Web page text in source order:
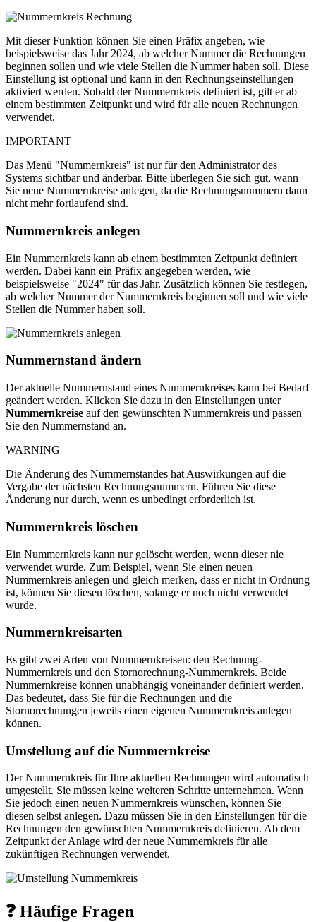
Mit dieser Funktion können Sie einen Präfix angeben, wie
beispielsweise das Jahr 2024, ab welcher Nummer die Rechnungen
beginnen sollen und wie viele Stellen die Nummer haben soll. Diese
Einstellung ist optional und kann in den Rechnungseinstellungen
aktiviert werden. Sobald der Nummernkreis definiert ist, gilt er ab
einem bestimmten Zeitpunkt und wird für alle neuen Rechnungen
verwendet.
IMPORTANT
Das Menü "Nummernkreis" ist nur für den Administrator des
Systems sichtbar und änderbar. Bitte überlegen Sie sich gut, wann
Sie neue Nummernkreise anlegen, da die Rechnungsnummern dann
nicht mehr fortlaufend sind.
Nummernkreis anlegen
Ein Nummernkreis kann ab einem bestimmten Zeitpunkt definiert
werden. Dabei kann ein Präfix angegeben werden, wie
beispielsweise "2024" für das Jahr. Zusätzlich können Sie festlegen,
ab welcher Nummer der Nummernkreis beginnen soll und wie viele
Stellen die Nummer haben soll.
Nummernstand ändern
Der aktuelle Nummernstand eines Nummernkreises kann bei Bedarf
geändert werden. Klicken Sie dazu in den Einstellungen unter
Nummernkreise auf den gewünschten Nummernkreis und passen
Sie den Nummernstand an.
WARNING
Die Änderung des Nummernstandes hat Auswirkungen auf die
Vergabe der nächsten Rechnungsnummern. Führen Sie diese
Änderung nur durch, wenn es unbedingt erforderlich ist.
Nummernkreis löschen
Ein Nummernkreis kann nur gelöscht werden, wenn dieser nie
verwendet wurde. Zum Beispiel, wenn Sie einen neuen
Nummernkreis anlegen und gleich merken, dass er nicht in Ordnung
ist, können Sie diesen löschen, solange er noch nicht verwendet
wurde.
Nummernkreisarten
Es gibt zwei Arten von Nummernkreisen: den Rechnung-
Nummernkreis und den Stornorechnung-Nummernkreis. Beide
Nummernkreise können unabhängig voneinander definiert werden.
Das bedeutet, dass Sie für die Rechnungen und die
Stornorechnungen jeweils einen eigenen Nummernkreis anlegen
können.
Umstellung auf die Nummernkreise
Der Nummernkreis für Ihre aktuellen Rechnungen wird automatisch
umgestellt. Sie müssen keine weiteren Schritte unternehmen. Wenn
Sie jedoch einen neuen Nummernkreis wünschen, können Sie
diesen selbst anlegen. Dazu müssen Sie in den Einstellungen für die
Rechnungen den gewünschten Nummernkreis definieren. Ab dem
Zeitpunkt der Anlage wird der neue Nummernkreis für alle
zukünftigen Rechnungen verwendet.
❓ Häufige Fragen